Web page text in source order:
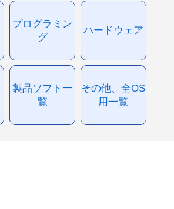
プログラミン
グ
ハードウェア
製品ソフト一
覧
その他、全OS
用一覧